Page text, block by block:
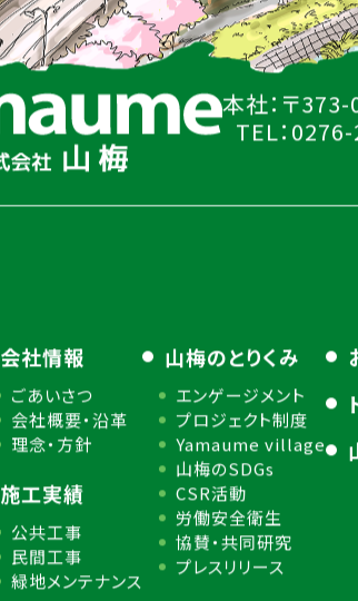
本社：〒
TEL：
会社情報
ごあいさつ
会社概要・沿革
理念・方針
施工実績
公共工事
民間工事
緑地メンテナンス
山梅のとりくみ
エンゲージメント
プロジェクト制度
Yamaume village
山梅のSDGs
CSR活動
労働安全衛生
協賛・共同研究
プレスリリース